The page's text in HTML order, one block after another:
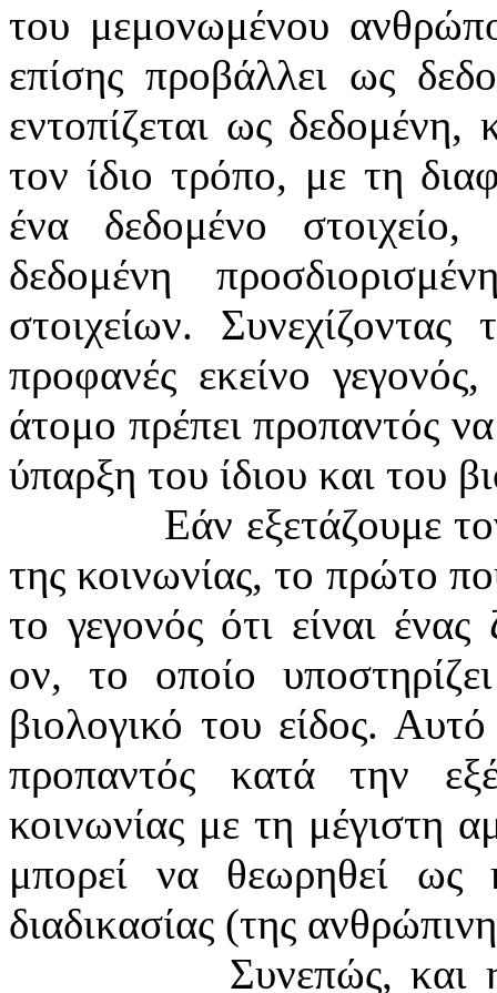
του μεμονωμένου
επίσης προβάλλει ως
εντοπίζεται ως
τον ίδιο τρόπο, με τη
ένα δεδομένο
δεδομένη
στοιχείων.
προφανές εκείνο
άτομο πρέπει προπαντός
ύπαρξη του ίδιου και του
Εάν εξετάζουμε
της κοινωνίας, το πρώτο
το γεγονός ότι είναι
ον, το οποίο
βιολογικό του είδος.
προπαντός κατά την
κοινωνίας με τη μέγιστη
μπορεί να θεωρηθεί ως
διαδικασίας (της
Συνεπώς, και